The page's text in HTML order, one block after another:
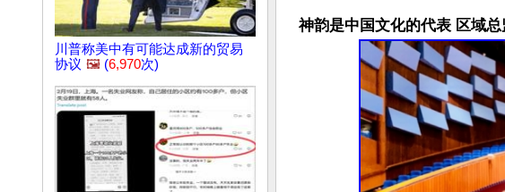
川普称美中有可能达成新的贸易
协议 🖼️ (6,970次)
神韵是中国文化的代表 区域